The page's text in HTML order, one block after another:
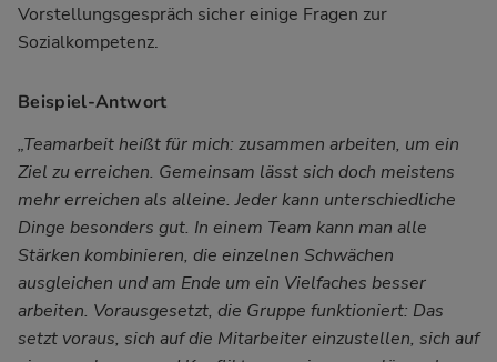
Vorstellungsgespräch sicher einige Fragen zur
Sozialkompetenz.
Beispiel-Antwort
„Teamarbeit heißt für mich: zusammen arbeiten, um ein
Ziel zu erreichen. Gemeinsam lässt sich doch meistens
mehr erreichen als alleine. Jeder kann unterschiedliche
Dinge besonders gut. In einem Team kann man alle
Stärken kombinieren, die einzelnen Schwächen
ausgleichen und am Ende um ein Vielfaches besser
arbeiten. Vorausgesetzt, die Gruppe funktioniert: Das
setzt voraus, sich auf die Mitarbeiter einzustellen, sich auf